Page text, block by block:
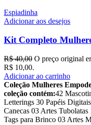
Espiadinha
Adicionar aos desejos
Kit Completo
R$40,00 O preço original
R$ 10,00.
Adicionar ao carrinho
Coleção Mulheres
coleção contém:42
Letterings 30 Papéis Digitais
Canecas 03 Artes Tubolatas
Tags para Brinco 03 Artes